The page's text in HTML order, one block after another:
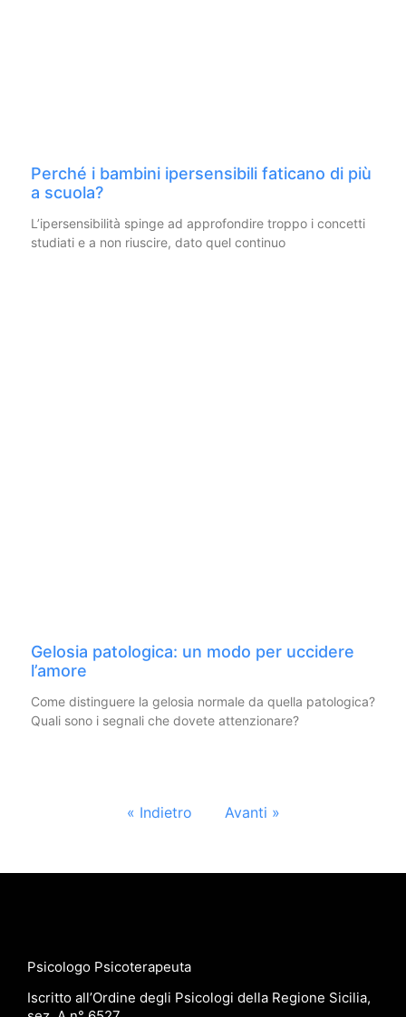
Perché i bambini ipersensibili faticano di più
a scuola?
L’ipersensibilità spinge ad approfondire troppo i concetti
studiati e a non riuscire, dato quel continuo
Gelosia patologica: un modo per uccidere
l’amore
Come distinguere la gelosia normale da quella patologica?
Quali sono i segnali che dovete attenzionare?
« Indietro Avanti »
Psicologo Psicoterapeuta
Iscritto all’Ordine degli Psicologi della Regione Sicilia,